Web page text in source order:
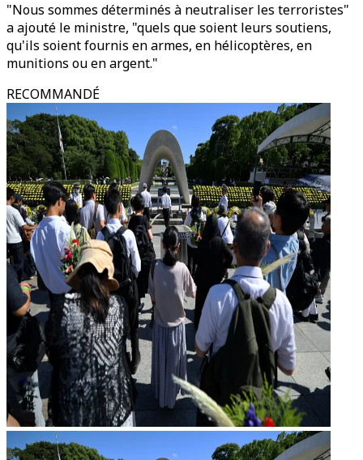
"Nous sommes déterminés à neutraliser les terroristes"
a ajouté le ministre, "quels que soient leurs soutiens,
qu'ils soient fournis en armes, en hélicoptères, en
munitions ou en argent."
RECOMMANDÉ